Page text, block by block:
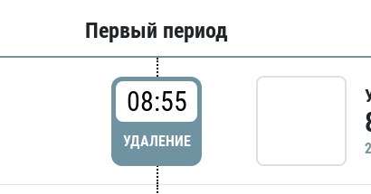
Первый период
08:55
УДАЛЕНИЕ